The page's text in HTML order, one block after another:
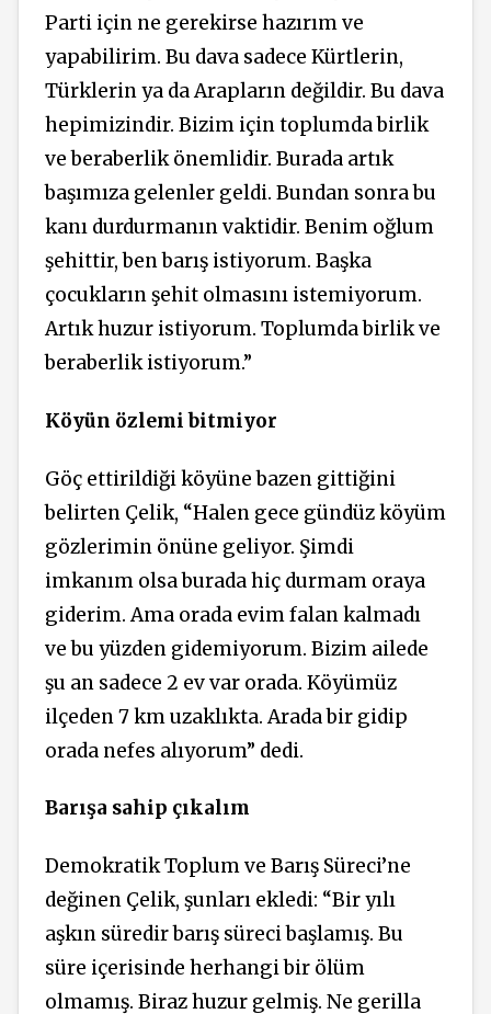
Parti için ne gerekirse hazırım ve
yapabilirim. Bu dava sadece Kürtlerin,
Türklerin ya da Arapların değildir. Bu dava
hepimizindir. Bizim için toplumda birlik
ve beraberlik önemlidir. Burada artık
başımıza gelenler geldi. Bundan sonra bu
kanı durdurmanın vaktidir. Benim oğlum
şehittir, ben barış istiyorum. Başka
çocukların şehit olmasını istemiyorum.
Artık huzur istiyorum. Toplumda birlik ve
beraberlik istiyorum.”
Köyün özlemi bitmiyor
Göç ettirildiği köyüne bazen gittiğini
belirten Çelik, “Halen gece gündüz köyüm
gözlerimin önüne geliyor. Şimdi
imkanım olsa burada hiç durmam oraya
giderim. Ama orada evim falan kalmadı
ve bu yüzden gidemiyorum. Bizim ailede
şu an sadece 2 ev var orada. Köyümüz
ilçeden 7 km uzaklıkta. Arada bir gidip
orada nefes alıyorum” dedi.
Barışa sahip çıkalım
Demokratik Toplum ve Barış Süreci’ne
değinen Çelik, şunları ekledi: “Bir yılı
aşkın süredir barış süreci başlamış. Bu
süre içerisinde herhangi bir ölüm
olmamış. Biraz huzur gelmiş. Ne gerilla